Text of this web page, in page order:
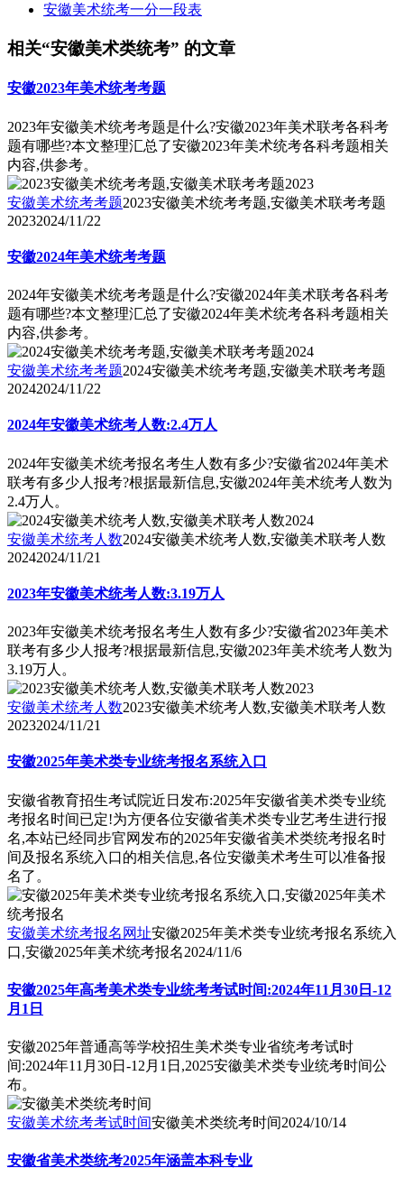
安徽美术统考一分一段表
相关“安徽美术类统考” 的文章
安徽2023年美术统考考题
2023年安徽美术统考考题是什么?安徽2023年美术联考各科考
题有哪些?本文整理汇总了安徽2023年美术统考各科考题相关
内容,供参考。
安徽美术统考考题2023安徽美术统考考题,安徽美术联考考题
20232024/11/22
安徽2024年美术统考考题
2024年安徽美术统考考题是什么?安徽2024年美术联考各科考
题有哪些?本文整理汇总了安徽2024年美术统考各科考题相关
内容,供参考。
安徽美术统考考题2024安徽美术统考考题,安徽美术联考考题
20242024/11/22
2024年安徽美术统考人数:2.4万人
2024年安徽美术统考报名考生人数有多少?安徽省2024年美术
联考有多少人报考?根据最新信息,安徽2024年美术统考人数为
2.4万人。
安徽美术统考人数2024安徽美术统考人数,安徽美术联考人数
20242024/11/21
2023年安徽美术统考人数:3.19万人
2023年安徽美术统考报名考生人数有多少?安徽省2023年美术
联考有多少人报考?根据最新信息,安徽2023年美术统考人数为
3.19万人。
安徽美术统考人数2023安徽美术统考人数,安徽美术联考人数
20232024/11/21
安徽2025年美术类专业统考报名系统入口
安徽省教育招生考试院近日发布:2025年安徽省美术类专业统
考报名时间已定!为方便各位安徽省美术类专业艺考生进行报
名,本站已经同步官网发布的2025年安徽省美术类统考报名时
间及报名系统入口的相关信息,各位安徽美术考生可以准备报
名了。
安徽美术统考报名网址安徽2025年美术类专业统考报名系统入
口,安徽2025年美术统考报名2024/11/6
安徽2025年高考美术类专业统考考试时间:2024年11月30日-12
月1日
安徽2025年普通高等学校招生美术类专业省统考考试时
间:2024年11月30日-12月1日,2025安徽美术类专业统考时间公
布。
安徽美术统考考试时间安徽美术类统考时间2024/10/14
安徽省美术类统考2025年涵盖本科专业